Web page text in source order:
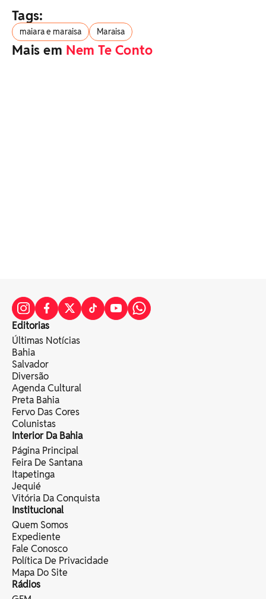
Tags:
maiara e maraisa Maraisa
Mais em Nem Te Conto
Editorias
Últimas Notícias
Bahia
Salvador
Diversão
Agenda Cultural
Preta Bahia
Fervo Das Cores
Colunistas
Interior Da Bahia
Página Principal
Feira De Santana
Itapetinga
Jequié
Vitória Da Conquista
Institucional
Quem Somos
Expediente
Fale Conosco
Política De Privacidade
Mapa Do Site
Rádios